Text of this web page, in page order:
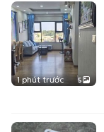
1 phút trước 5